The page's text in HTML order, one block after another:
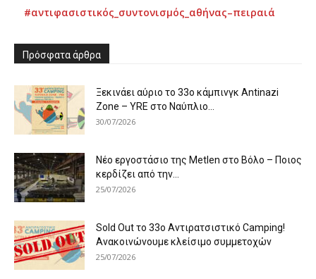
#αντιφασιστικός_συντονισμός_αθήνας–πειραιά
Πρόσφατα άρθρα
Ξεκινάει αύριο το 33ο κάμπινγκ Antinazi
Zone – YRE στο Ναύπλιο...
30/07/2026
Νέο εργοστάσιο της Metlen στο Βόλο – Ποιος
κερδίζει από την...
25/07/2026
Sold Out το 33ο Αντιρατσιστικό Camping!
Ανακοινώνουμε κλείσιμο συμμετοχών
25/07/2026